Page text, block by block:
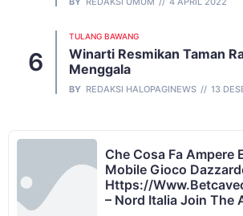
TULANG BAWANG
Winarti Resmikan Taman
Menggala
BY REDAKSI HALOPAGINEWS 13
Che Cosa Fa Ampere
Mobile Gioco
Https://
– Nord Italia Join The